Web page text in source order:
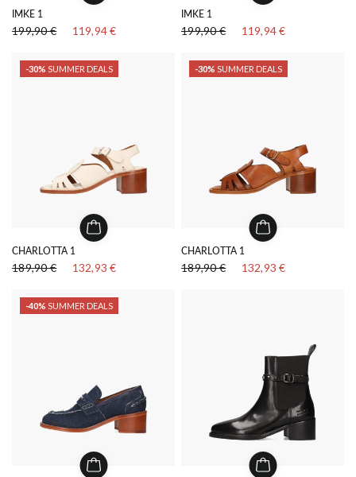
IMKE 1
199,90 € 119,94 €
IMKE 1
199,90 € 119,94 €
-30% SUMMER DEALS
CHARLOTTA 1
189,90 € 132,93 €
-30% SUMMER DEALS
CHARLOTTA 1
189,90 € 132,93 €
-40% SUMMER DEALS